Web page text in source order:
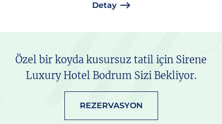
Detay
Özel bir koyda kusursuz tatil için Sirene
Luxury Hotel Bodrum Sizi Bekliyor.
REZERVASYON